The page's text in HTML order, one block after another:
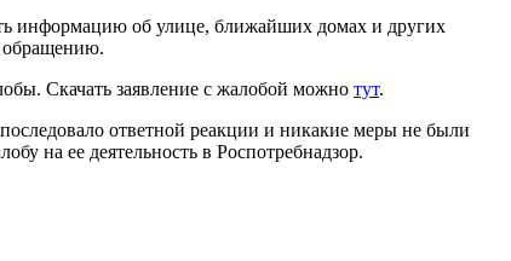
информацию об улице, ближайших домах и других
обращению.
Скачать заявление с жалобой можно тут.
ответной реакции и никакие меры не были
на ее деятельность в Роспотребнадзор.